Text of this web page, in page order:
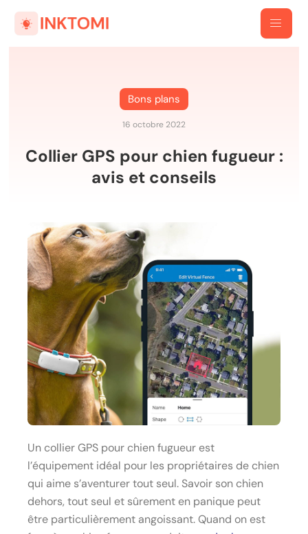
Bons plans
16 octobre 2022
Collier GPS pour chien fugueur :
avis et conseils
Un collier GPS pour chien fugueur est
l’équipement idéal pour les propriétaires de chien
qui aime s’aventurer tout seul. Savoir son chien
dehors, tout seul et sûrement en panique peut
être particulièrement angoissant. Quand on est